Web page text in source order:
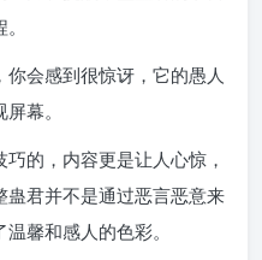
会感到很惊讶，它的愚人
幕。
的，内容更是让人心惊，
君并不是通过恶言恶意来
馨和感人的色彩。